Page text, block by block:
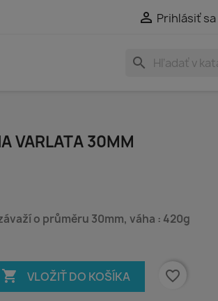
 Prihlásiť sa
search
VARLATA 30MM
o průměru 30mm, váha : 420g
 VLOŽIŤ DO KOŠÍKA favorite_border